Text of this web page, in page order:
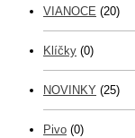
VIANOCE (20)
Klíčky (0)
NOVINKY (25)
Pivo (0)